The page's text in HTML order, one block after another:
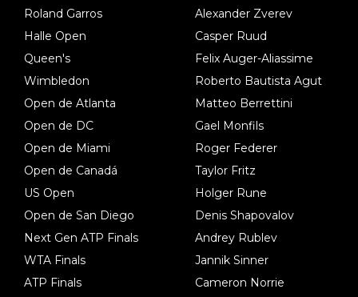
Roland Garros
Halle Open
Queen's
Wimbledon
Open de Atlanta
Open de DC
Open de Miami
Open de Canadá
US Open
Open de San Diego
Next Gen ATP Finals
WTA Finals
ATP Finals
Alexander Zverev
Casper Ruud
Felix Auger-Aliassime
Roberto Bautista Agut
Matteo Berrettini
Gael Monfils
Roger Federer
Taylor Fritz
Holger Rune
Denis Shapovalov
Andrey Rublev
Jannik Sinner
Cameron Norrie